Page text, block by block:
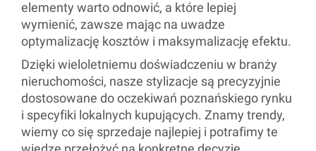
elementy warto odnowić, a które lepiej
wymienić, zawsze mając na uwadze
optymalizację kosztów i maksymalizację efektu.
Dzięki wieloletniemu doświadczeniu w branży
nieruchomości, nasze stylizacje są precyzyjnie
dostosowane do oczekiwań poznańskiego rynku
i specyfiki lokalnych kupujących. Znamy trendy,
wiemy co się sprzedaje najlepiej i potrafimy te